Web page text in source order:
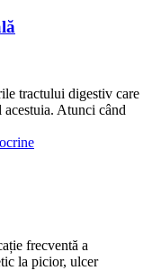
tractului digestiv care
Atunci când
frecventă a
la picior, ulcer